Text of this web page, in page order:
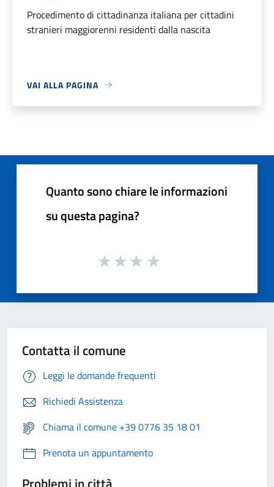
Procedimento di cittadinanza italiana per cittadini
stranieri maggiorenni residenti dalla nascita
VAI ALLA PAGINA
Quanto sono chiare le informazioni
su questa pagina?
Contatta il comune
Leggi le domande frequenti
Richiedi Assistenza
Chiama il comune +39 0776 35 18 01
Prenota un appuntamento